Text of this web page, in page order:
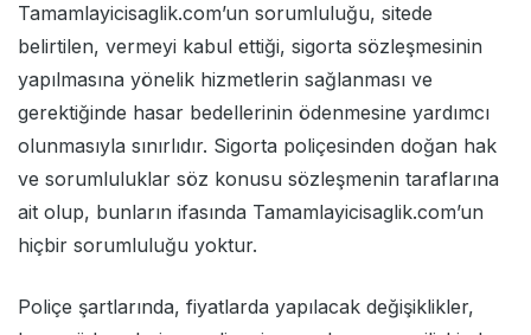
Tamamlayicisaglik.com’un sorumluluğu, sitede
belirtilen, vermeyi kabul ettiği, sigorta sözleşmesinin
yapılmasına yönelik hizmetlerin sağlanması ve
gerektiğinde hasar bedellerinin ödenmesine yardımcı
olunmasıyla sınırlıdır. Sigorta poliçesinden doğan hak
ve sorumluluklar söz konusu sözleşmenin taraflarına
ait olup, bunların ifasında Tamamlayicisaglik.com’un
hiçbir sorumluluğu yoktur.
Poliçe şartlarında, fiyatlarda yapılacak değişiklikler,